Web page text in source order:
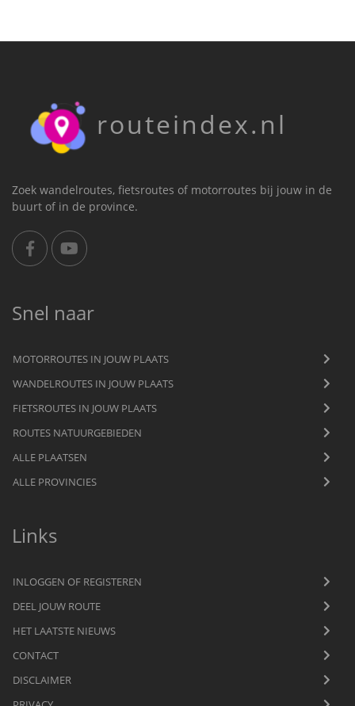
routeindex.nl
Zoek wandelroutes, fietsroutes of motorroutes bij jouw in de
buurt of in de province.
Snel naar
MOTORROUTES IN JOUW PLAATS
WANDELROUTES IN JOUW PLAATS
FIETSROUTES IN JOUW PLAATS
ROUTES NATUURGEBIEDEN
ALLE PLAATSEN
ALLE PROVINCIES
Links
INLOGGEN OF REGISTEREN
DEEL JOUW ROUTE
HET LAATSTE NIEUWS
CONTACT
DISCLAIMER